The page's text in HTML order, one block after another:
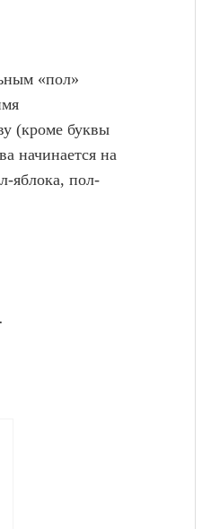
«пол»
(кроме буквы
начинается на
яблока, пол-